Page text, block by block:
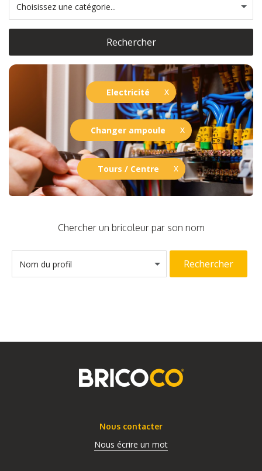
Electricité
Changer ampoule
Tours / Centre
Choisissez une catégorie...
Rechercher
Chercher un bricoleur par son nom
Nom du profil Rechercher
Nous contacter
Nous écrire un mot